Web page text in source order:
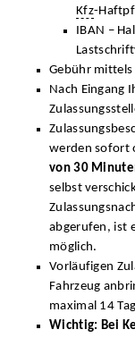
Kfz-
IBAN –
Gebühr mittels
Nach Eingang
werden sofort
von 30
selbst
abgerufen, ist
möglich.
Vorläufigen
Fahrzeug
maximal 14
Wichtig: Bei